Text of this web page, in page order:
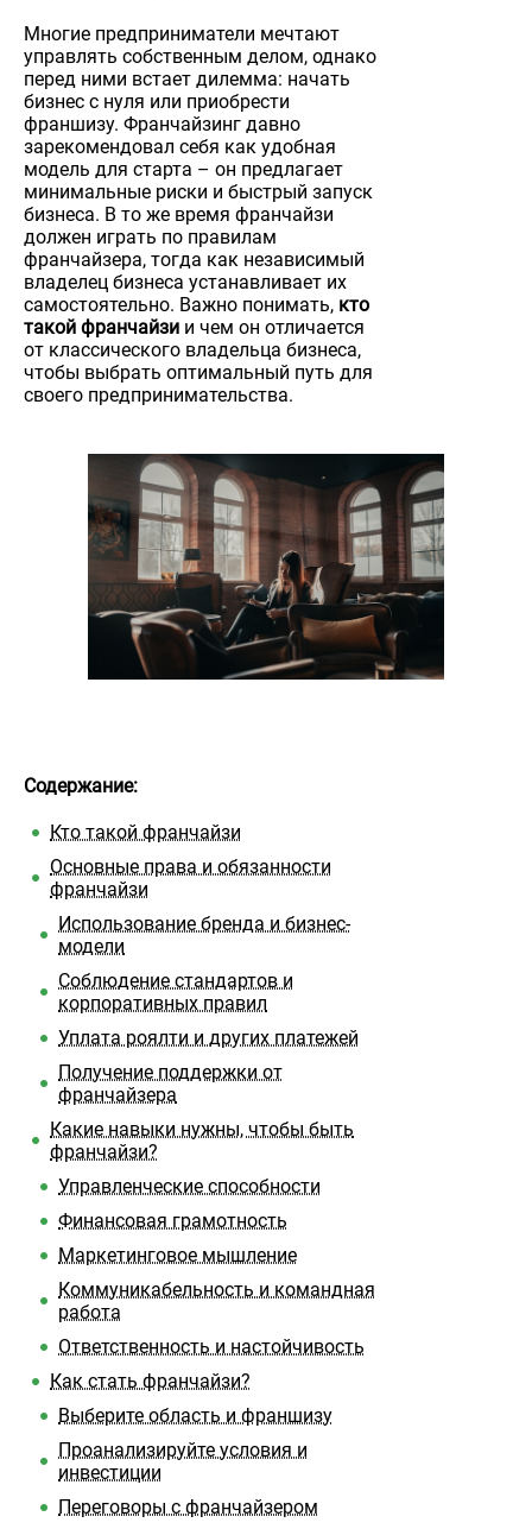
Многие предприниматели мечтают
управлять собственным делом, однако
перед ними встает дилемма: начать
бизнес с нуля или приобрести
франшизу. Франчайзинг давно
зарекомендовал себя как удобная
модель для старта – он предлагает
минимальные риски и быстрый запуск
бизнеса. В то же время франчайзи
должен играть по правилам
франчайзера, тогда как независимый
владелец бизнеса устанавливает их
самостоятельно. Важно понимать, кто
такой франчайзи и чем он отличается
от классического владельца бизнеса,
чтобы выбрать оптимальный путь для
своего предпринимательства.
Содержание:
Кто такой франчайзи
Основные права и обязанности
франчайзи
Использование бренда и бизнес-
модели
Соблюдение стандартов и
корпоративных правил
Уплата роялти и других платежей
Получение поддержки от
франчайзера
Какие навыки нужны, чтобы быть
франчайзи?
Управленческие способности
Финансовая грамотность
Маркетинговое мышление
Коммуникабельность и командная
работа
Ответственность и настойчивость
Как стать франчайзи?
Выберите область и франшизу
Проанализируйте условия и
инвестиции
Переговоры с франчайзером